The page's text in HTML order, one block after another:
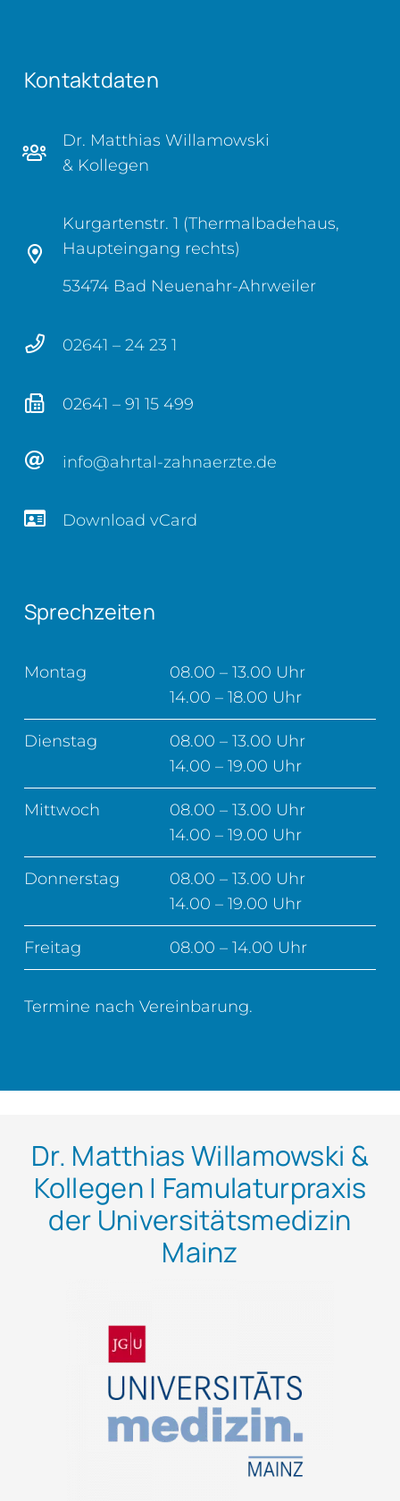
Kontaktdaten
Dr. Matthias Willamowski
& Kollegen
Kurgartenstr. 1 (Thermalbadehaus,
Haupteingang rechts)
53474 Bad Neuenahr-Ahrweiler
02641 – 24 23 1
02641 – 91 15 499
info@ahrtal-zahnaerzte.de
Download vCard
Sprechzeiten
Montag
08.00 – 13.00 Uhr
14.00 – 18.00 Uhr
Dienstag
08.00 – 13.00 Uhr
14.00 – 19.00 Uhr
Mittwoch
08.00 – 13.00 Uhr
14.00 – 19.00 Uhr
Donnerstag
08.00 – 13.00 Uhr
14.00 – 19.00 Uhr
Freitag 08.00 – 14.00 Uhr
Termine nach Vereinbarung.
Dr. Matthias Willamowski &
Kollegen | Famulaturpraxis
der Universitätsmedizin
Mainz